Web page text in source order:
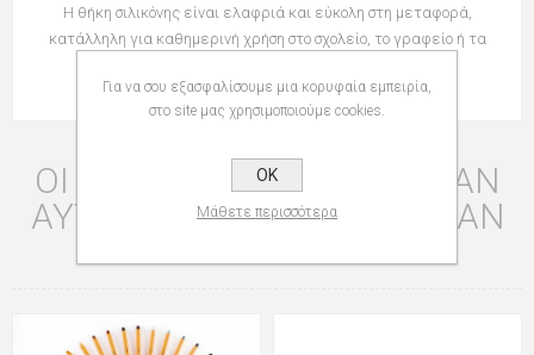
Η θήκη σιλικόνης είναι ελαφριά και εύκολη στη μεταφορά,
κατάλληλη για καθημερινή χρήση στο σχολείο, το γραφείο ή τα
ΟΙ ΠΕΛΆΤΕΣ ΠΟΥ ΑΓΌΡΑΣΑΝ
ΑΥΤΌ ΤΟ ΠΡΟΪΌΝ ΑΓΌΡΑΣΑΝ
Για να σου εξασφαλίσουμε μια κορυφαία εμπειρία,
στο site μας χρησιμοποιούμε cookies.
OK
Μάθετε περισσότερα